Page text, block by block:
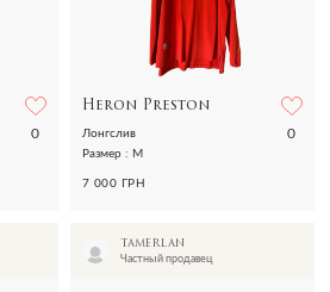
0
Heron Preston
0
Лонгслив
Размер : M
7 000 ГРН
tamerlan
Частный продавец